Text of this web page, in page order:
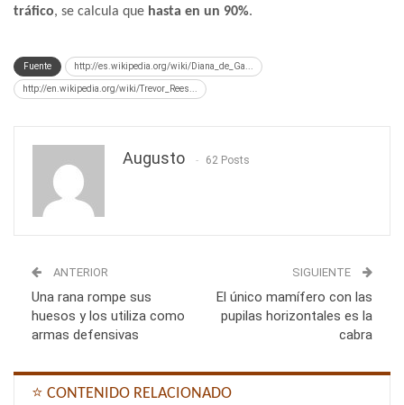
tráfico, se calcula que hasta en un 90%.
Fuente http://es.wikipedia.org/wiki/Diana_de_Ga...
http://en.wikipedia.org/wiki/Trevor_Rees...
Augusto 62 Posts
ANTERIOR
Una rana rompe sus
huesos y los utiliza como
armas defensivas
SIGUIENTE
El único mamífero con las
pupilas horizontales es la
cabra
⭐ CONTENIDO RELACIONADO